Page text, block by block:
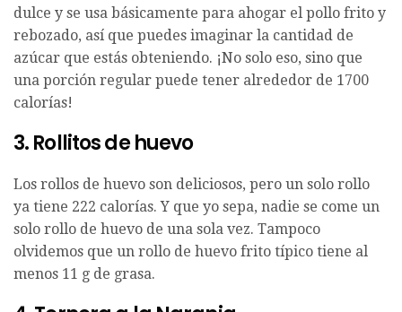
dulce y se usa básicamente para ahogar el pollo frito y
rebozado, así que puedes imaginar la cantidad de
azúcar que estás obteniendo. ¡No solo eso, sino que
una porción regular puede tener alrededor de 1700
calorías!
3. Rollitos de huevo
Los rollos de huevo son deliciosos, pero un solo rollo
ya tiene 222 calorías. Y que yo sepa, nadie se come un
solo rollo de huevo de una sola vez. Tampoco
olvidemos que un rollo de huevo frito típico tiene al
menos 11 g de grasa.